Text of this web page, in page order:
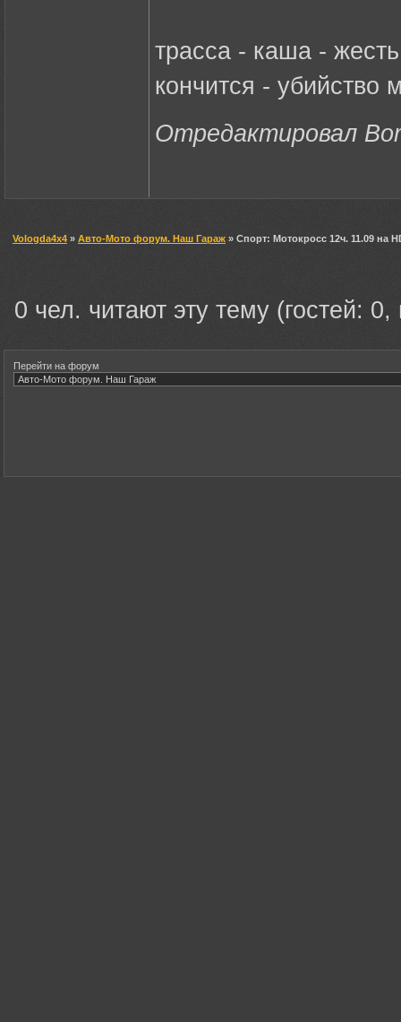
трасса - каша -
кончится - убийство
Отредактировал
Vologda4x4 » Авто-Мото форум. Наш Гараж » Спорт: Мотокросс 12ч. 11.09 на
0 чел. читают эту тему (гостей:
Перейти на форум